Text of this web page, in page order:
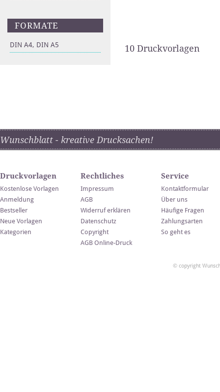
FORMATE
DIN A4, DIN A5 10 Druckvorlagen
Wunschblatt - kreative Drucksachen!
Druckvorlagen
Kostenlose Vorlagen
Anmeldung
Bestseller
Neue Vorlagen
Kategorien
Rechtliches
Impressum
AGB
Widerruf erklären
Datenschutz
Copyright
AGB Online-Druck
Service
Kontaktformular
Über uns
Häufige Fragen
Zahlungsarten
So geht es
© copyright